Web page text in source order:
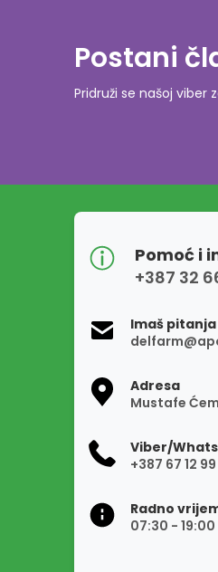
Postani
Pridruži se našoj viber
Pomoć i
+387 32
Imaš
Adresa
Mustafe
Viber/
+387 67 12
Radno
07:30 - 19:00